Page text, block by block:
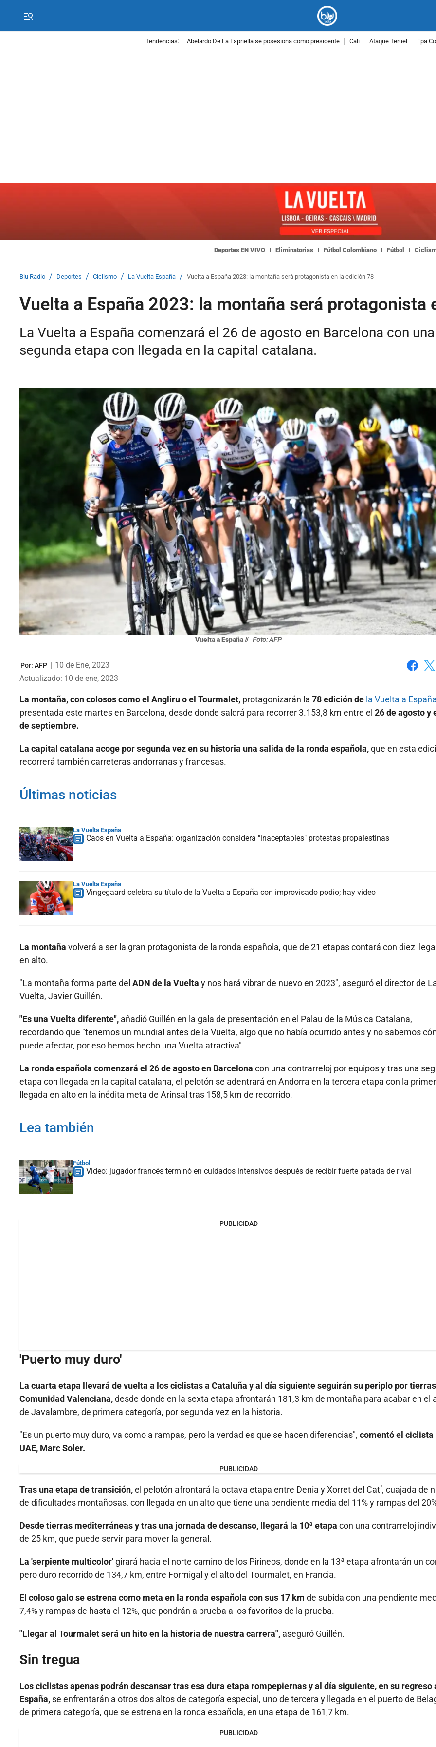
Tendencias: Abelardo De La Espriella se posesiona como presidente Cali Ataque Teruel Epa
Deportes EN VIVO Eliminatorias Fútbol Colombiano Fútbol
Blu Radio / Deportes / Ciclismo / La Vuelta España / Vuelta a España 2023: la montaña será protagonista en la edición 78
Vuelta a España 2023: la montaña será protagonista
La Vuelta a España comenzará el 26 de agosto en Barcelona con
segunda etapa con llegada en la capital catalana.
Vuelta a España // Foto: AFP
Por: AFP
10 de Ene, 2023
Actualizado: 10 de ene, 2023
La montaña, con colosos como el Angliru o el Tourmalet, protagonizarán la 78 edición de la Vuelta a
presentada este martes en Barcelona, desde donde saldrá para recorrer 3.153,8 km entre el 26 de agosto y
de septiembre.
La capital catalana acoge por segunda vez en su historia una salida de la ronda española,que en esta
recorrerá también carreteras andorranas y francesas.
Últimas noticias
La Vuelta España
Caos en Vuelta a España: organización considera "inaceptables" protestas propalestinas
La Vuelta España
Vingegaard celebra su título de la Vuelta a España con improvisado podio; hay video
La montaña volverá a ser la gran protagonista de la ronda española, que de 21 etapas contará con diez
en alto.
"La montaña forma parte del ADN de la Vuelta y nos hará vibrar de nuevo en 2023", aseguró el director de
Vuelta, Javier Guillén.
"Es una Vuelta diferente", añadió Guillén en la gala de presentación en el Palau de la Música Catalana,
recordando que "tenemos un mundial antes de la Vuelta, algo que no había ocurrido antes y no sabemos
puede afectar, por eso hemos hecho una Vuelta atractiva".
La ronda española comenzará el 26 de agosto en Barcelona con una contrarreloj por equipos y tras una
etapa con llegada en la capital catalana, el pelotón se adentrará en Andorra en la tercera etapa con la
llegada en alto en la inédita meta de Arinsal tras 158,5 km de recorrido.
Lea también
Fútbol
Video: jugador francés terminó en cuidados intensivos después de recibir fuerte patada de rival
PUBLICIDAD
'Puerto muy duro'
La cuarta etapa llevará de vuelta a los ciclistas a Cataluña y al día siguiente seguirán su periplo por
Comunidad Valenciana,desde donde en la sexta etapa afrontarán 181,3 km de montaña para acabar en el
de Javalambre, de primera categoría, por segunda vez en la historia.
"Es un puerto muy duro, va como a rampas, pero la verdad es que se hacen diferencias", comentó el ciclista
UAE, Marc Soler.
PUBLICIDAD
Tras una etapa de transición,el pelotón afrontará la octava etapa entre Denia y Xorret del Catí, cuajada de
de dificultades montañosas, con llegada en un alto que tiene una pendiente media del 11% y rampas del
Desde tierras mediterráneas y tras una jornada de descanso, llegará la 10ª etapa con una contrarreloj
de 25 km, que puede servir para mover la general.
La 'serpiente multicolor' girará hacia el norte camino de los Pirineos, donde en la 13ª etapa afrontarán un
pero duro recorrido de 134,7 km, entre Formigal y el alto del Tourmalet, en Francia.
El coloso galo se estrena como meta en la ronda española con sus 17 km de subida con una pendiente
7,4% y rampas de hasta el 12%, que pondrán a prueba a los favoritos de la prueba.
"Llegar al Tourmalet será un hito en la historia de nuestra carrera", aseguró Guillén.
Sin tregua
Los ciclistas apenas podrán descansar tras esa dura etapa rompepiernas y al día siguiente, en su regreso
España, se enfrentarán a otros dos altos de categoría especial, uno de tercera y llegada en el puerto de
de primera categoría, que se estrena en la ronda española, en una etapa de 161,7 km.
PUBLICIDAD